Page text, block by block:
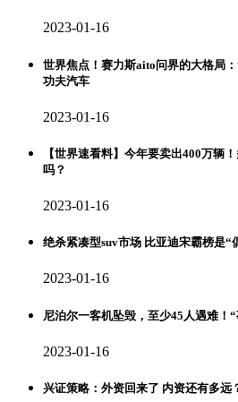
2023-01-16
世界焦点！赛力斯aito问界的大格局
功夫汽车
2023-01-16
【世界速看料】今年要卖出400万辆
吗？
2023-01-16
绝杀紧凑型suv市场 比亚迪宋霸榜是“
2023-01-16
尼泊尔一客机坠毁，至少45人遇难！
2023-01-16
兴证策略：外资回来了 内资还有多远